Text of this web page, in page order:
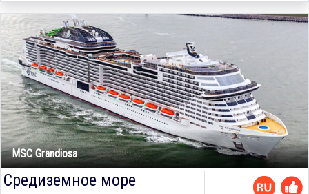
MSC Grandiosa
Средиземное море